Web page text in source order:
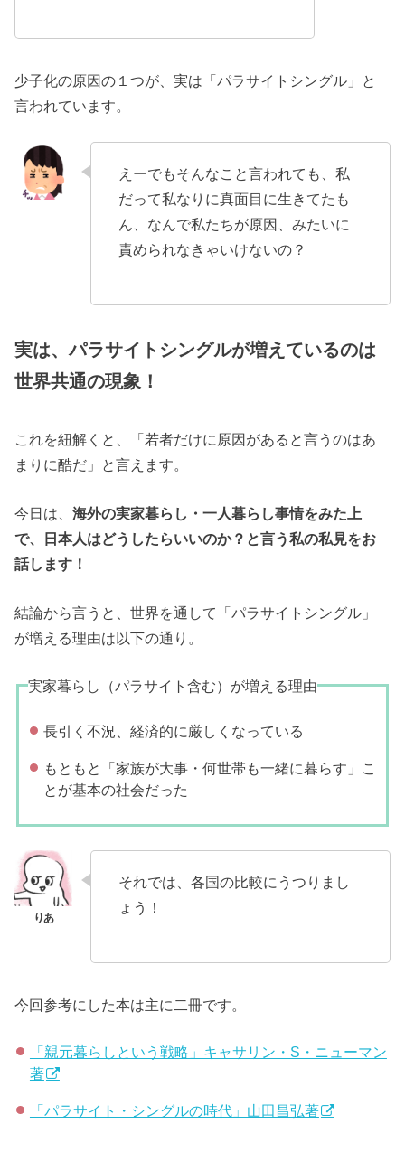
少子化の原因の１つが、実は「パラサイトシングル」と
言われています。
えーでもそんなこと言われても、私
だって私なりに真面目に生きてたも
ん、なんで私たちが原因、みたいに
責められなきゃいけないの？
実は、パラサイトシングルが増えているのは
世界共通の現象！
これを紐解くと、「若者だけに原因があると言うのはあ
まりに酷だ」と言えます。
今日は、海外の実家暮らし・一人暮らし事情をみた上
で、日本人はどうしたらいいのか？と言う私の私見をお
話します！
結論から言うと、世界を通して「パラサイトシングル」
が増える理由は以下の通り。
実家暮らし（パラサイト含む）が増える理由
長引く不況、経済的に厳しくなっている
もともと「家族が大事・何世帯も一緒に暮らす」こ
とが基本の社会だった
それでは、各国の比較にうつりまし
ょう！
今回参考にした本は主に二冊です。
「親元暮らしという戦略」キャサリン・S・ニューマン
著
「パラサイト・シングルの時代」山田昌弘著